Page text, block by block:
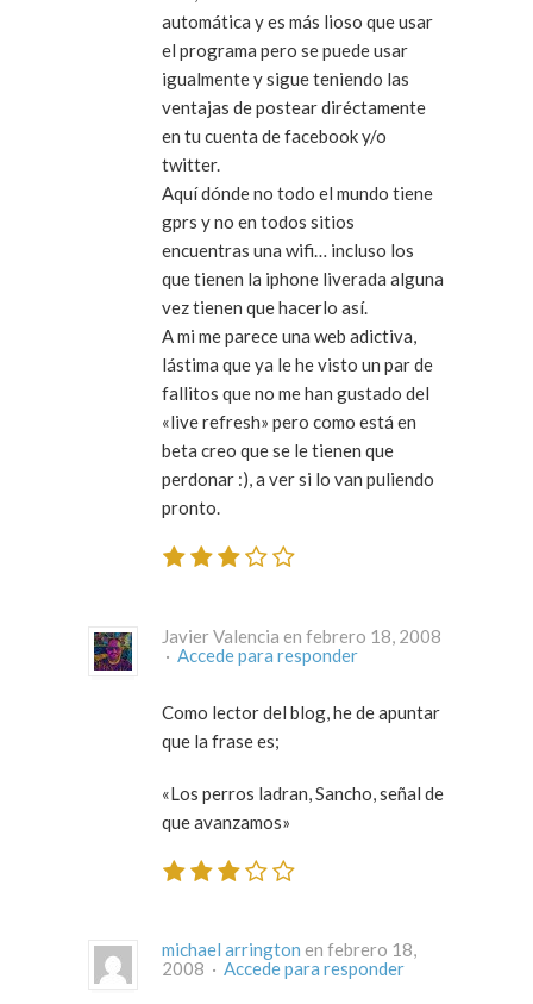
automática y es más lioso que usar
el programa pero se puede usar
igualmente y sigue teniendo las
ventajas de postear diréctamente
en tu cuenta de facebook y/o
twitter.
Aquí dónde no todo el mundo tiene
gprs y no en todos sitios
encuentras una wifi… incluso los
que tienen la iphone liverada alguna
vez tienen que hacerlo así.
A mi me parece una web adictiva,
lástima que ya le he visto un par de
fallitos que no me han gustado del
«live refresh» pero como está en
beta creo que se le tienen que
perdonar :), a ver si lo van puliendo
pronto.
Javier Valencia en febrero 18, 2008
· Accede para responder
Como lector del blog, he de apuntar
que la frase es;
«Los perros ladran, Sancho, señal de
que avanzamos»
michael arrington en febrero 18,
2008 · Accede para responder